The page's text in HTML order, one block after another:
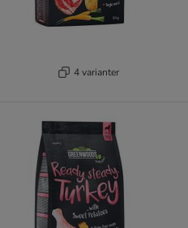
4 varianter